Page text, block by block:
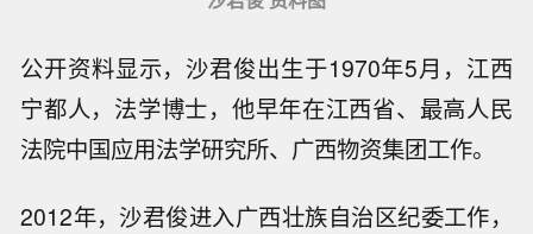
公开资料显示，沙君俊出生于1970年5月，江西
宁都人，法学博士，他早年在江西省、最高人民
法院中国应用法学研究所、广西物资集团工作。
2012年，沙君俊进入广西壮族自治区纪委工作，